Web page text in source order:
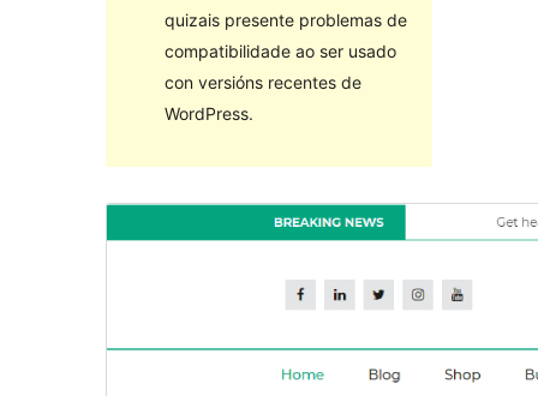
quizais presente problemas de
compatibilidade ao ser usado
con versións recentes de
WordPress.